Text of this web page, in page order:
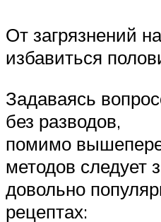
От загрязнений
избавиться
Задаваясь
без разводов,
помимо
методов следует
довольно
рецептах: